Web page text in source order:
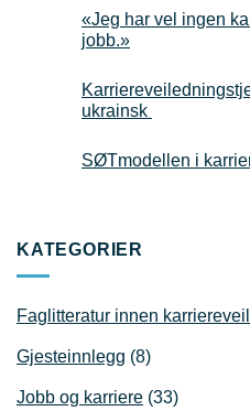
«Jeg har vel ingen
jobb.»
ukrainsk
SØTmodellen i
KATEGORIER
Faglitteratur innen
Gjesteinnlegg (8)
Jobb og karriere (33)